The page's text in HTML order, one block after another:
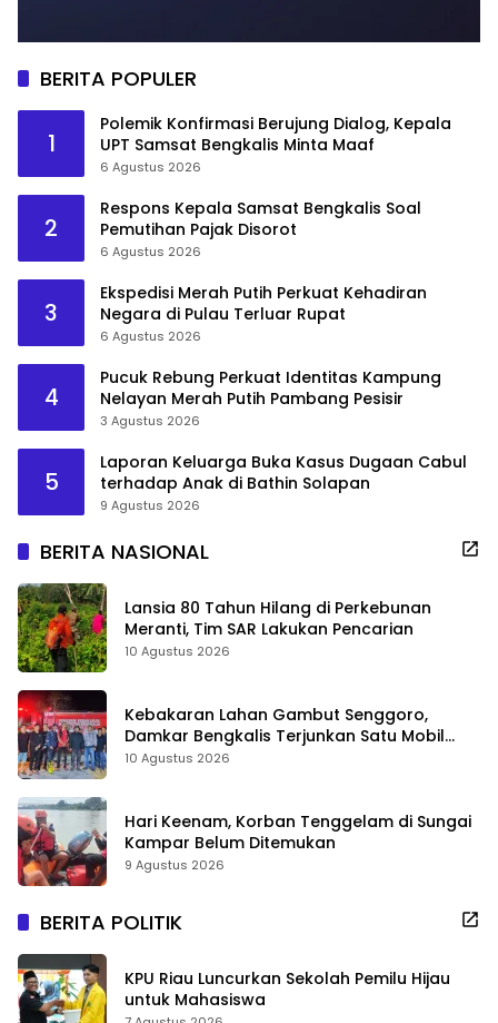
BERITA POPULER
1
Polemik Konfirmasi Berujung Dialog, Kepala
UPT Samsat Bengkalis Minta Maaf
6 Agustus 2026
2
Respons Kepala Samsat Bengkalis Soal
Pemutihan Pajak Disorot
6 Agustus 2026
3
Ekspedisi Merah Putih Perkuat Kehadiran
Negara di Pulau Terluar Rupat
6 Agustus 2026
4
Pucuk Rebung Perkuat Identitas Kampung
Nelayan Merah Putih Pambang Pesisir
3 Agustus 2026
5
Laporan Keluarga Buka Kasus Dugaan Cabul
terhadap Anak di Bathin Solapan
9 Agustus 2026
BERITA NASIONAL
Lansia 80 Tahun Hilang di Perkebunan
Meranti, Tim SAR Lakukan Pencarian
10 Agustus 2026
Kebakaran Lahan Gambut Senggoro,
Damkar Bengkalis Terjunkan Satu Mobil
Pemadam
10 Agustus 2026
Hari Keenam, Korban Tenggelam di Sungai
Kampar Belum Ditemukan
9 Agustus 2026
BERITA POLITIK
KPU Riau Luncurkan Sekolah Pemilu Hijau
untuk Mahasiswa